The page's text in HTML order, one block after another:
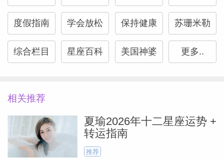
水瓶座
随着今日水瓶座开启新一轮日食周期，未来
刻同样驻守水瓶座，昭示着你正处于人生转
折点，即将迎来彻底的自我蜕变。一两年后
你或许认不出自己——但定会欣然接受全新
的模样。
度假指南 学会放松 保持健康 苏珊米勒
综合栏目 星座百科 美国神婆 更多..
相关推荐
夏瑜2026年十二星座运势 +
转运指南
推荐